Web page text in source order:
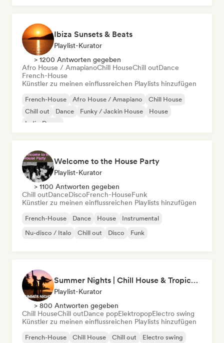
Ibiza Sunsets & Beats
Playlist-Kurator
> 1200 Antworten gegeben
Afro House / AmapianoChill HouseChill outDance
French-House
Künstler zu meinen einflussreichen Playlists hinzufügen
French-House Afro House / Amapiano
Chill House
Chill out
Dance Funky / Jackin House
House
Indie-Dance
Welcome to the House Party
Playlist-Kurator
> 1100 Antworten gegeben
Chill outDanceDiscoFrench-HouseFunk
Künstler zu meinen einflussreichen Playlists hinzufügen
French-House Dance House
Instrumental
Nu-disco / Italo
Chill out Disco Funk
Summer Nights | Chill House & Tropical Beats
Playlist-Kurator
> 800 Antworten gegeben
Chill HouseChill outDance popElektropopElectro swing
Künstler zu meinen einflussreichen Playlists hinzufügen
French-House Chill House Chill out
Electro swing